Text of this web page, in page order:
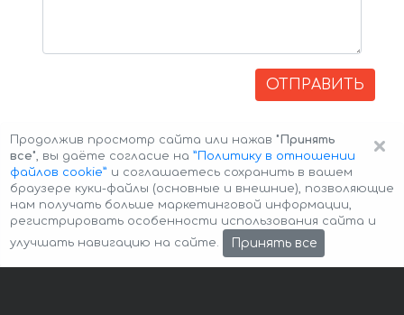
ОТПРАВИТЬ
Авторские права © 2026 Авто-Аренда Cookie Policy
×
Продолжив просмотр сайта или нажав "Принять
все", вы даёте согласие на ”Политику в отношении
файлов cookie” и соглашаетесь сохранить в вашем
браузере куки-файлы (основные и внешние), позволяющие
нам получать больше маркетинговой информации,
регистрировать особенности использования сайта и
улучшать навигацию на сайте.
Принять все